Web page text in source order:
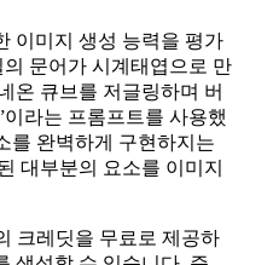
이미지 생성 능력을 평가
문어가 시계태엽으로 만
온 큐브를 저글링하며 버
라는 프롬프트를 사용했
를 완벽하게 구현하지는
대부분의 요소를 이미지
크레딧을 무료로 제공하